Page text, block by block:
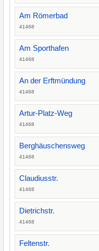
Am Römerbad
41468
Am Sporthafen
41468
An der Erftmündung
41468
Artur-Platz-Weg
41468
Berghäuschensweg
41468
Claudiusstr.
41468
Dietrichstr.
41468
Feltenstr.